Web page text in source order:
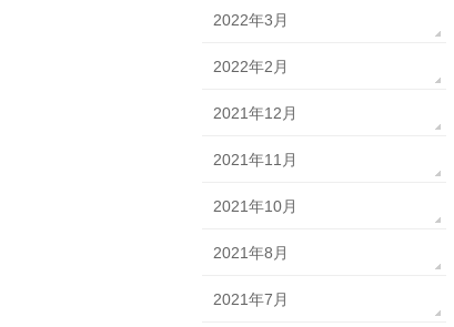
2022年3月
2022年2月
2021年12月
2021年11月
2021年10月
2021年8月
2021年7月